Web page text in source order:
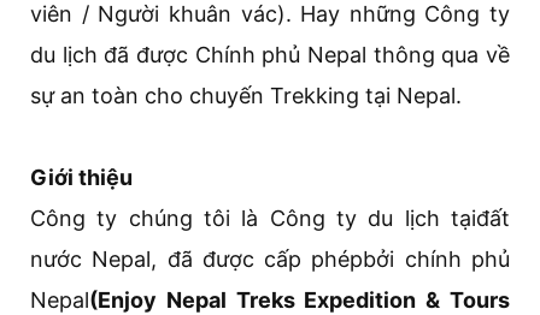
viên / Người khuân vác). Hay những Công ty
du lịch đã được Chính phủ Nepal thông qua về
sự an toàn cho chuyến Trekking tại Nepal.
Giới thiệu
Công ty chúng tôi là Công ty du lịch tạiđất
nước Nepal, đã được cấp phépbởi chính phủ
Nepal(Enjoy Nepal Treks Expedition & Tours